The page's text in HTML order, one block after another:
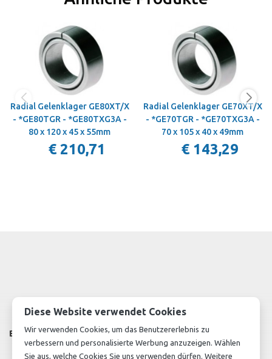
Radial Gelenklager GE80XT/X
- *GE80TGR - *GE80TXG3A -
80 x 120 x 45 x 55mm
€ 210,71
Radial Gelenklager GE70XT/X
- *GE70TGR - *GE70TXG3A -
70 x 105 x 40 x 49mm
€ 143,29
Bewertung schreiben
Bewertung
5 stars
4 stars
3 stars
2 stars
1 stars
Diese Website verwendet Cookies
Wir verwenden Cookies, um das Benutzererlebnis zu
verbessern und personalisierte Werbung anzuzeigen. Wählen
Sie aus, welche Cookies Sie uns verwenden dürfen. Weitere